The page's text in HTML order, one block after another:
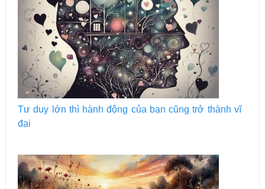
Tư duy lớn thì hành động của bạn cũng trở thành vĩ
đại